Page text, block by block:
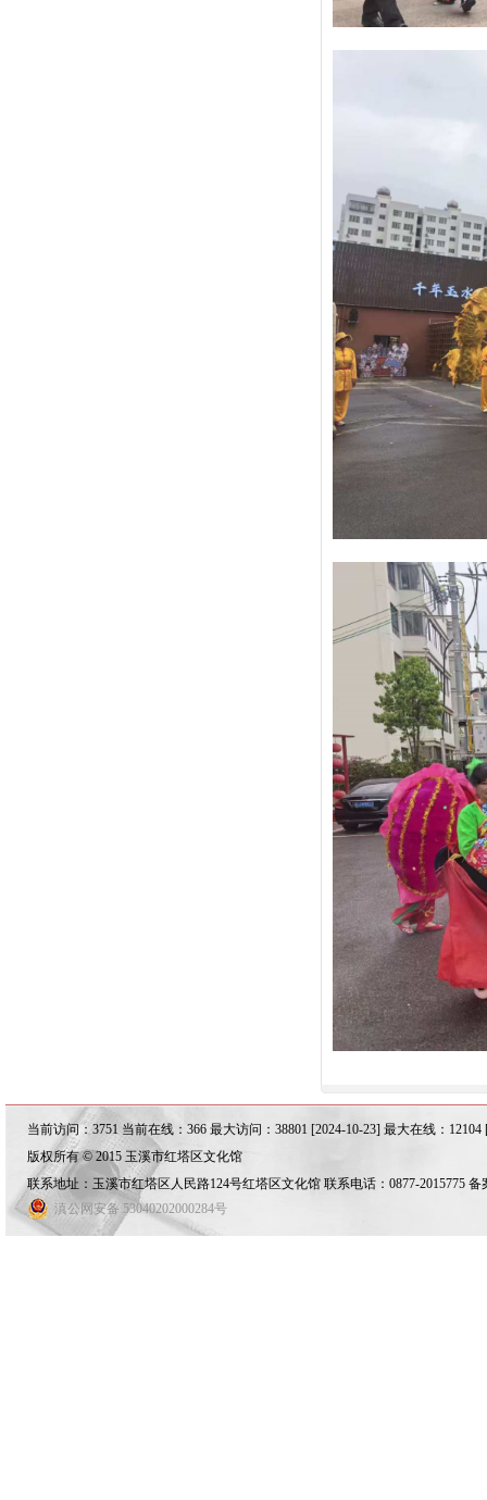
当前访问：3751 当前在线：366 最大访问：38801 [2024-10-23] 最大在线：12104
版权所有 © 2015 玉溪市红塔区文化馆
联系地址：玉溪市红塔区人民路124号红塔区文化馆 联系电话：0877-2015775 备
滇公网安备 53040202000284号